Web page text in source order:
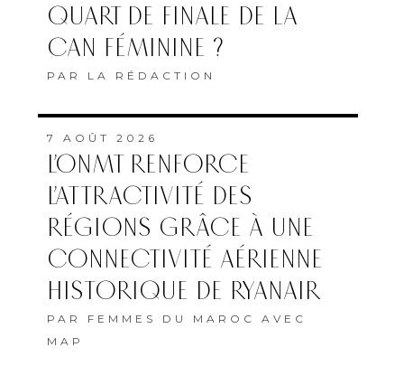
QUART DE FINALE DE LA
CAN FÉMININE ?
PAR LA RÉDACTION
7 AOÛT 2026
L’ONMT RENFORCE
L’ATTRACTIVITÉ DES
RÉGIONS GRÂCE À UNE
CONNECTIVITÉ AÉRIENNE
HISTORIQUE DE RYANAIR
PAR FEMMES DU MAROC AVEC
MAP